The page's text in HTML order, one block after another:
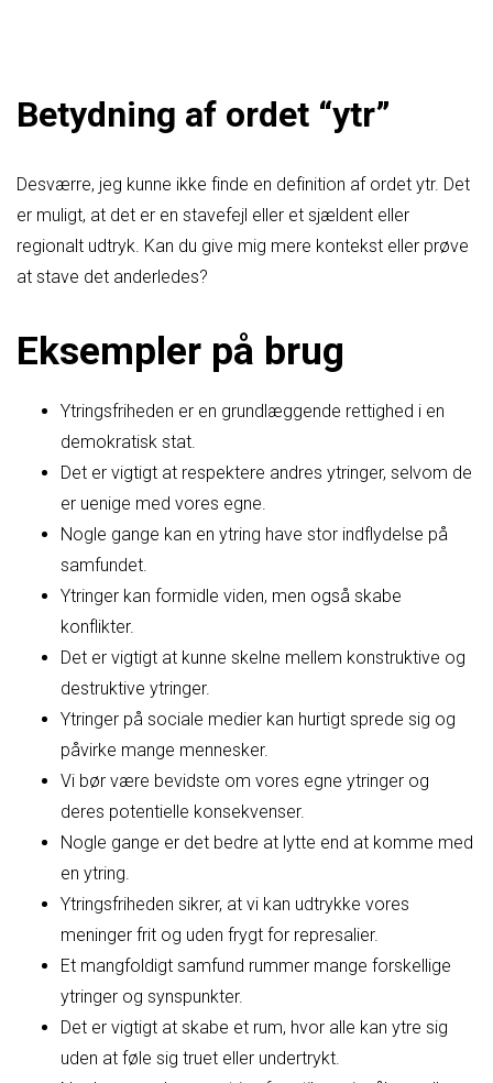
Betydning af ordet “ytr”
Desværre, jeg kunne ikke finde en definition af ordet ytr. Det
er muligt, at det er en stavefejl eller et sjældent eller
regionalt udtryk. Kan du give mig mere kontekst eller prøve
at stave det anderledes?
Eksempler på brug
Ytringsfriheden er en grundlæggende rettighed i en
demokratisk stat.
Det er vigtigt at respektere andres ytringer, selvom de
er uenige med vores egne.
Nogle gange kan en ytring have stor indflydelse på
samfundet.
Ytringer kan formidle viden, men også skabe
konflikter.
Det er vigtigt at kunne skelne mellem konstruktive og
destruktive ytringer.
Ytringer på sociale medier kan hurtigt sprede sig og
påvirke mange mennesker.
Vi bør være bevidste om vores egne ytringer og
deres potentielle konsekvenser.
Nogle gange er det bedre at lytte end at komme med
en ytring.
Ytringsfriheden sikrer, at vi kan udtrykke vores
meninger frit og uden frygt for represalier.
Et mangfoldigt samfund rummer mange forskellige
ytringer og synspunkter.
Det er vigtigt at skabe et rum, hvor alle kan ytre sig
uden at føle sig truet eller undertrykt.